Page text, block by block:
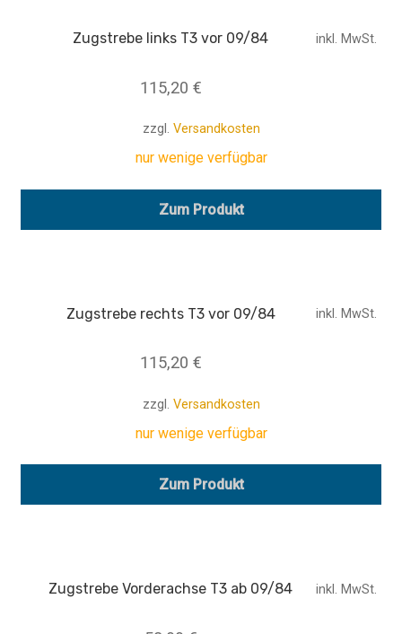
Zugstrebe links T3 vor 09/84
115,20 €
inkl. MwSt.
zzgl. Versandkosten
nur wenige verfügbar
Zum Produkt
Zugstrebe rechts T3 vor 09/84
115,20 €
inkl. MwSt.
zzgl. Versandkosten
nur wenige verfügbar
Zum Produkt
Zugstrebe Vorderachse T3 ab 09/84 inkl. MwSt.